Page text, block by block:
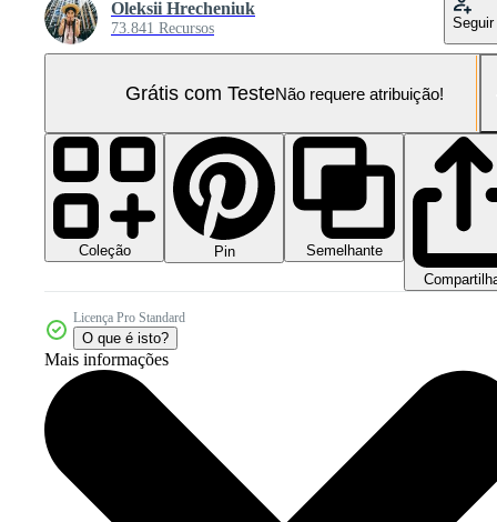
Oleksii Hrecheniuk
73.841 Recursos Seguir
Grátis com TesteNão requere atribuição!
Coleção Pin
Semelhante
Licença Pro Standard
O que é isto?
Mais informações